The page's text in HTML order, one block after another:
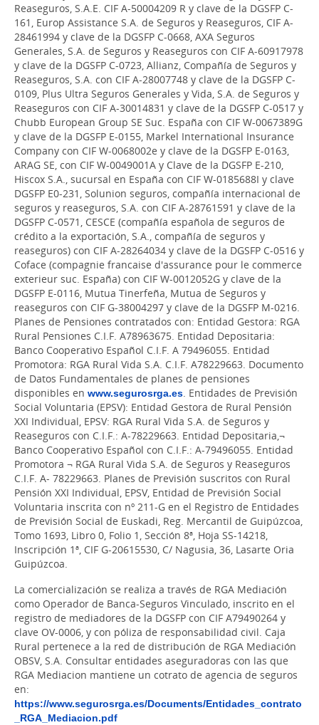
Reaseguros, S.A.E. CIF A-50004209 R y clave de la DGSFP C-
161, Europ Assistance S.A. de Seguros y Reaseguros, CIF A-
28461994 y clave de la DGSFP C-0668, AXA Seguros
Generales, S.A. de Seguros y Reaseguros con CIF A-60917978
y clave de la DGSFP C-0723, Allianz, Compañía de Seguros y
Reaseguros, S.A. con CIF A-28007748 y clave de la DGSFP C-
0109, Plus Ultra Seguros Generales y Vida, S.A. de Seguros y
Reaseguros con CIF A-30014831 y clave de la DGSFP C-0517 y
Chubb European Group SE Suc. España con CIF W-0067389G
y clave de la DGSFP E-0155, Markel International Insurance
Company con CIF W-0068002e y clave de la DGSFP E-0163,
ARAG SE, con CIF W-0049001A y Clave de la DGSFP E-210,
Hiscox S.A., sucursal en España con CIF W-0185688I y clave
DGSFP E0-231, Solunion seguros, compañía internacional de
seguros y reaseguros, S.A. con CIF A-28761591 y clave de la
DGSFP C-0571, CESCE (compañía española de seguros de
crédito a la exportación, S.A., compañía de seguros y
reaseguros) con CIF A-28264034 y clave de la DGSFP C-0516 y
Coface (compagnie francaise d'assurance pour le commerce
exterieur suc. España) con CIF W-0012052G y clave de la
DGSFP E-0116, Mutua Tinerfeña, Mutua de Seguros y
reaseguros con CIF G-38004297 y clave de la DGSFP M-0216.
Planes de Pensiones contratados con: Entidad Gestora: RGA
Rural Pensiones C.I.F. A78963675. Entidad Depositaria:
Banco Cooperativo Español C.I.F. A 79496055. Entidad
Promotora: RGA Rural Vida S.A. C.I.F. A78229663. Documento
de Datos Fundamentales de planes de pensiones
disponibles en www.segurosrga.es. Entidades de Previsión
Social Voluntaria (EPSV): Entidad Gestora de Rural Pensión
XXI Individual, EPSV: RGA Rural Vida S.A. de Seguros y
Reaseguros con C.I.F.: A-78229663. Entidad Depositaria,¬
Banco Cooperativo Español con C.I.F.: A-79496055. Entidad
Promotora ¬ RGA Rural Vida S.A. de Seguros y Reaseguros
C.I.F. A- 78229663. Planes de Previsión suscritos con Rural
Pensión XXI Individual, EPSV, Entidad de Previsión Social
Voluntaria inscrita con nº 211-G en el Registro de Entidades
de Previsión Social de Euskadi, Reg. Mercantil de Guipúzcoa,
Tomo 1693, Libro 0, Folio 1, Sección 8ª, Hoja SS-14218,
Inscripción 1ª, CIF G-20615530, C/ Nagusia, 36, Lasarte Oria
Guipúzcoa.
La comercialización se realiza a través de RGA Mediación
como Operador de Banca-Seguros Vinculado, inscrito en el
registro de mediadores de la DGSFP con CIF A79490264 y
clave OV-0006, y con póliza de responsabilidad civil. Caja
Rural pertenece a la red de distribución de RGA Mediación
OBSV, S.A. Consultar entidades aseguradoras con las que
RGA Mediacion mantiene un cotrato de agencia de seguros
en:
https://www.segurosrga.es/Documents/Entidades_contrato
_RGA_Mediacion.pdf